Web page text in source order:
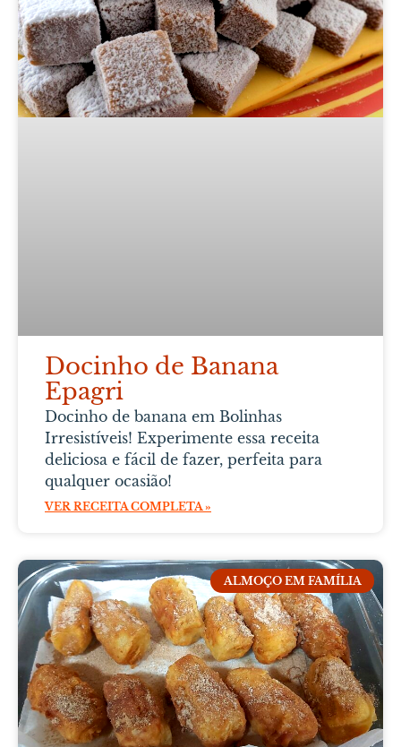
Docinho de Banana
Epagri
Docinho de banana em Bolinhas
Irresistíveis! Experimente essa receita
deliciosa e fácil de fazer, perfeita para
qualquer ocasião!
VER RECEITA COMPLETA »
ALMOÇO EM FAMÍLIA